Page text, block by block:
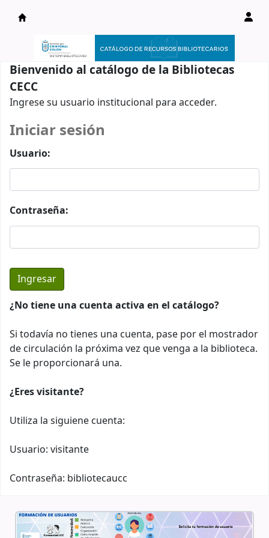
Catálogo en línea
Bienvenido al catálogo de la Bibliotecas
CECC
Ingrese su usuario institucional para acceder.
Iniciar sesión
Usuario:
Contraseña:
¿No tiene una cuenta activa en el catálogo?
Si todavía no tienes una cuenta, pase por el mostrador
de circulación la próxima vez que venga a la biblioteca.
Se le proporcionará una.
¿Eres visitante?
Utiliza la siguiene cuenta:
Usuario: visitante
Contraseña: bibliotecaucc